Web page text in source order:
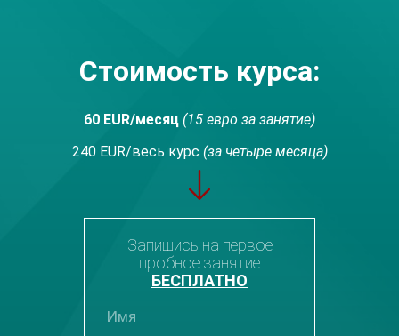
Стоимость курса:
Запишись на первое
пробное занятие
БЕСПЛАТНО
60 EUR/месяц (15 евро за занятие)
240 EUR/весь курс (за четыре месяца)